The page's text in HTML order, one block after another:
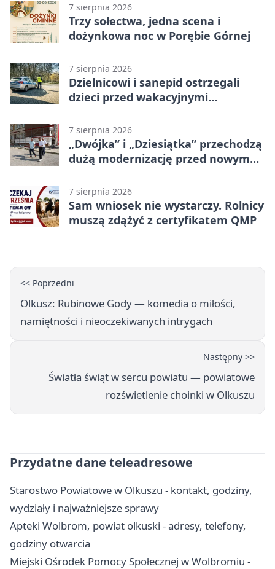
7 sierpnia 2026
Trzy sołectwa, jedna scena i
dożynkowa noc w Porębie Górnej
7 sierpnia 2026
Dzielnicowi i sanepid ostrzegali
dzieci przed wakacyjnymi
7 sierpnia 2026
„Dwójka” i „Dziesiątka” przechodzą
dużą modernizację przed nowym
7 sierpnia 2026
Sam wniosek nie wystarczy. Rolnicy
muszą zdążyć z certyfikatem QMP
<< Poprzedni
Olkusz: Rubinowe Gody — komedia o miłości,
namiętności i nieoczekiwanych intrygach
Następny >>
Światła świąt w sercu powiatu — powiatowe
rozświetlenie choinki w Olkuszu
Przydatne dane teleadresowe
Starostwo Powiatowe w Olkuszu - kontakt, godziny,
wydziały i najważniejsze sprawy
Apteki Wolbrom, powiat olkuski - adresy, telefony,
godziny otwarcia
Miejski Ośrodek Pomocy Społecznej w Wolbromiu -